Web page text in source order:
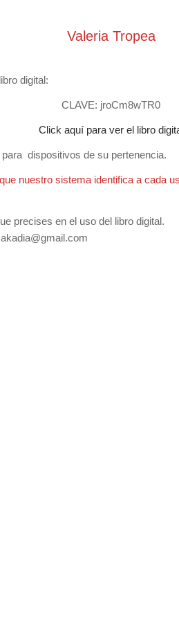
Valeria Tropea
digital:
CLAVE: jroCm8wTR0
Click aquí para ver el libro
dispositivos de su pertenencia.
nuestro sistema identifica a cada
precises en el uso del libro digital.